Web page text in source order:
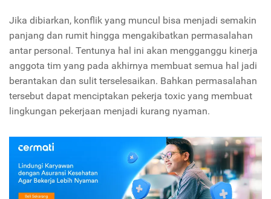
Jika dibiarkan, konflik yang muncul bisa menjadi semakin
panjang dan rumit hingga mengakibatkan permasalahan
antar personal. Tentunya hal ini akan mengganggu kinerja
anggota tim yang pada akhirnya membuat semua hal jadi
berantakan dan sulit terselesaikan. Bahkan permasalahan
tersebut dapat menciptakan pekerja toxic yang membuat
lingkungan pekerjaan menjadi kurang nyaman.